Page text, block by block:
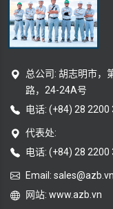
总公司: 胡志明市，
路，24-24A号
电话: (+84) 28 2200
代表处:
电话: (+84) 28 2200
Email: sales@azb.vn
网站: www.azb.vn